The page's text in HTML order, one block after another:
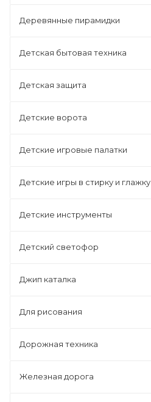
Деревянные пирамидки
Детская бытовая техника
Детская защита
Детские ворота
Детские игровые палатки
Детские игры в стирку и глажку
Детские инструменты
Детский светофор
Джип каталка
Для рисования
Дорожная техника
Железная дорога